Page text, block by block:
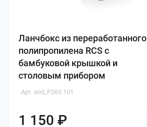
Ланчбокс из переработанного
полипропилена RCS с
бамбуковой крышкой и
столовым прибором
Арт. xnd_P269.101
1 150 ₽